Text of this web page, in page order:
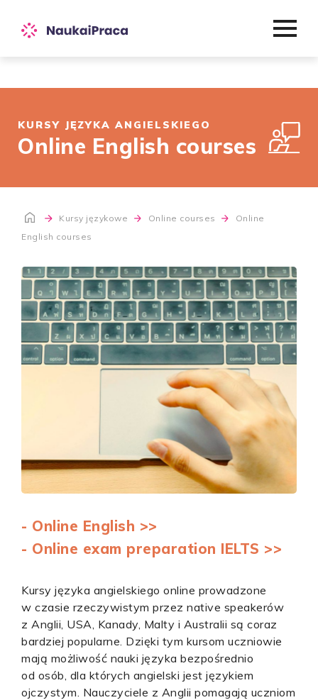
KURSY JĘZYKA ANGIELSKIEGO
Online English courses
Kursy językowe Online courses
Online
English courses
- Online English >>
- Online exam preparation IELTS >>
Kursy języka angielskiego online prowadzone
w czasie rzeczywistym przez native speakerów
z Anglii, USA, Kanady, Malty i Australii są coraz
bardziej popularne. Dzięki tym kursom uczniowie
mają możliwość nauki języka bezpośrednio
od osób, dla których angielski jest językiem
ojczystym. Nauczyciele z Anglii pomagają uczniom